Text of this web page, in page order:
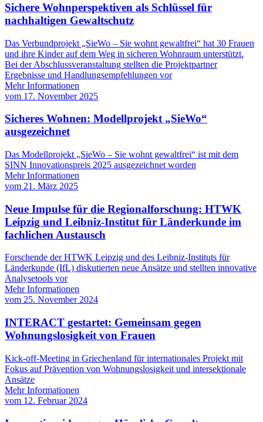
Sichere Wohnperspektiven als Schlüssel für
nachhaltigen Gewaltschutz
Das Verbundprojekt „SieWo – Sie wohnt gewaltfrei“ hat 30 Frauen
und ihre Kinder auf dem Weg in sicheren Wohnraum unterstützt.
Bei der Abschlussveranstaltung stellten die Projektpartner
Ergebnisse und Handlungsempfehlungen vor
Mehr Informationen
vom 17. November 2025
Sicheres Wohnen: Modellprojekt „SieWo“
ausgezeichnet
Das Modellprojekt „SieWo – Sie wohnt gewaltfrei“ ist mit dem
SINN Innovationspreis 2025 ausgezeichnet worden
Mehr Informationen
vom 21. März 2025
Neue Impulse für die Regionalforschung: HTWK
Leipzig und Leibniz-Institut für Länderkunde im
fachlichen Austausch
Forschende der HTWK Leipzig und des Leibniz-Instituts für
Länderkunde (IfL) diskutierten neue Ansätze und stellten innovative
Analysetools vor
Mehr Informationen
vom 25. November 2024
INTERACT gestartet: Gemeinsam gegen
Wohnungslosigkeit von Frauen
Kick-off-Meeting in Griechenland für internationales Projekt mit
Fokus auf Prävention von Wohnungslosigkeit und intersektionale
Ansätze
Mehr Informationen
vom 12. Februar 2024